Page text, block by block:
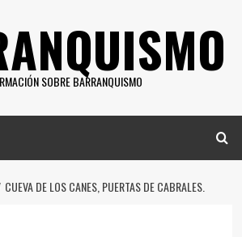
SOBRE BARRANQUISMO
CUEVA DE LOS CANES, PUERTAS DE CABRALES.